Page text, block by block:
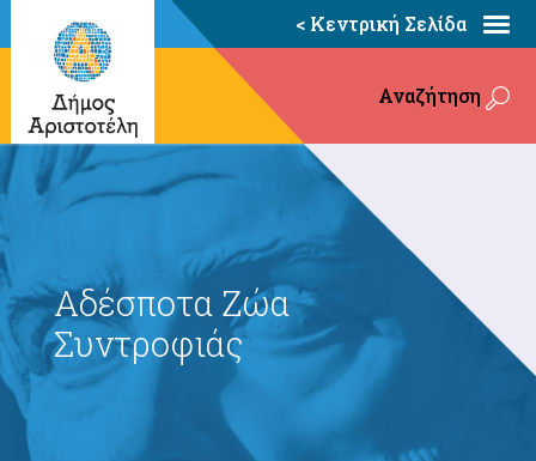
< Κεντρική Σελίδα
Αναζήτηση
Αδέσποτα Ζώα
Συντροφιάς